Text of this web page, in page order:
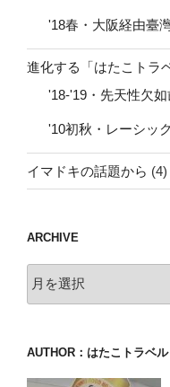
'18春・大阪経由臺
進化する「はたこトラ
'18-'19・先天性欠
'10初秋・レーシッ
イマドキの話題から (4)
ARCHIVE
AUTHOR：はたこトラベル